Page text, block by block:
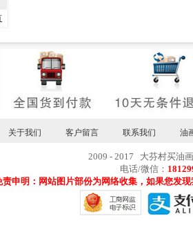
关于我们 客户留言 联系我们 油
2009 - 2017 大芬村买油
电话/微信：
责申明：网站图片部份为网络收集，如果您发